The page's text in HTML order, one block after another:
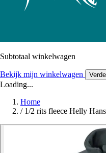
Subtotaal winkelwagen
Bekijk mijn winkelwagen
Loading...
Home
/ 1/2 rits fleece Helly